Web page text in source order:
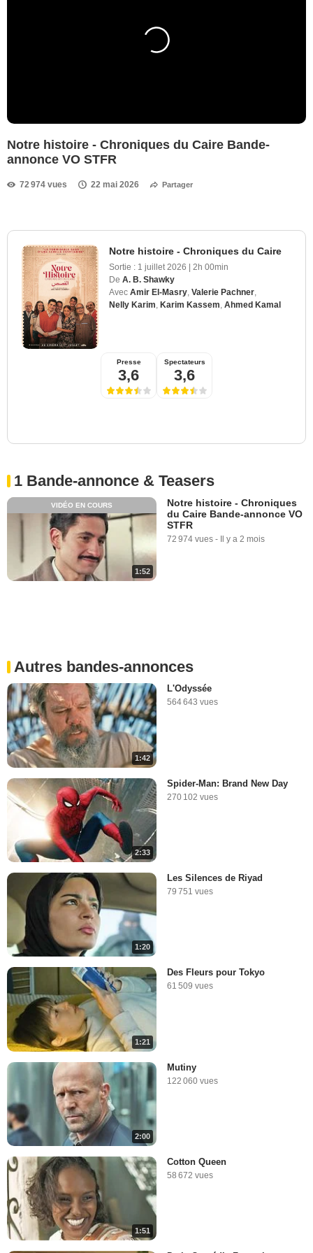
Notre histoire - Chroniques du Caire Bande-
annonce VO STFR
72 974 vues 22 mai 2026 Partager
Notre histoire - Chroniques du Caire
Sortie : 1 juillet 2026 | 2h 00min
De A. B. Shawky
Avec Amir El-Masry Valerie Pachner
Nelly Karim Karim Kassem Ahmed Kamal
Presse
3,6
Spectateurs
3,6
1 Bande-annonce & Teasers
1:52
VIDÉO EN COURS
Notre histoire - Chroniques
du Caire Bande-annonce VO
STFR
72 974 vues - Il y a 2 mois
Autres bandes-annonces
1:42
L'Odyssée
564 643 vues
2:33
Spider-Man: Brand New Day
270 102 vues
1:20
Les Silences de Riyad
79 751 vues
1:21
Des Fleurs pour Tokyo
61 509 vues
2:00
Mutiny
122 060 vues
1:51
Cotton Queen
58 672 vues